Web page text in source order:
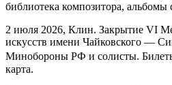
библиотека композитора, альбомы
2 июля 2026, Клин. Закрытие VI
искусств имени Чайковского —
Минобороны РФ и солисты.
карта.